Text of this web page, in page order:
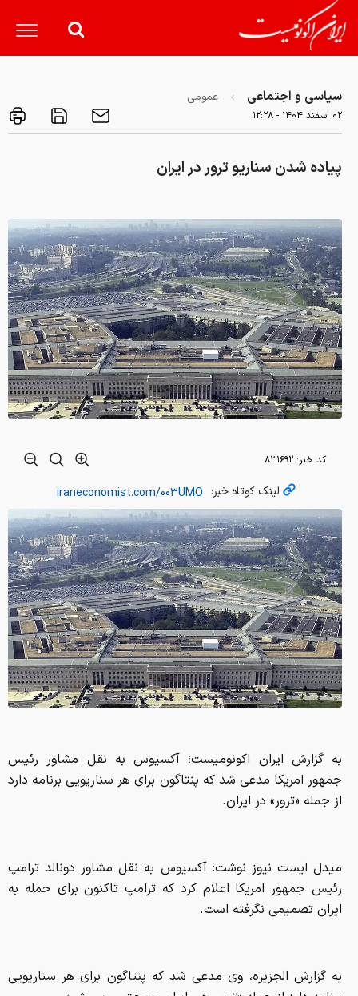
سیاسی و اجتماعی عمومی
۰۲ اسفند ۱۴۰۴ - ۱۲:۲۸
پیاده شدن سناریو ترور در ایران
کد خبر: ۸۳۱۶۹۲
لینک کوتاه خبر:
به گزارش ایران اکونومیست؛ آکسیوس به نقل مشاور رئیس
جمهور امریکا مدعی شد که پنتاگون برای هر سناریویی برنامه دارد
از جمله «ترور» در ایران.
میدل ایست نیوز نوشت: آکسیوس به نقل مشاور دونالد ترامپ
رئیس جمهور امریکا اعلام کرد که ترامپ تاکنون برای حمله به
ایران تصمیمی نگرفته است.
به گزارش الجزیره، وی مدعی شد که پنتاگون برای هر سناریویی